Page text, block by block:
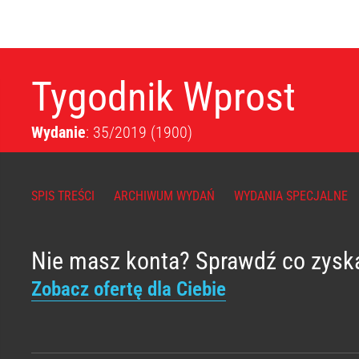
Tygodnik Wprost
Wydanie: 35/2019 (1900)
SPIS TREŚCI ARCHIWUM WYDAŃ WYDANIA SPECJALNE
Nie masz konta? Sprawdź co
Zobacz ofertę dla Ciebie